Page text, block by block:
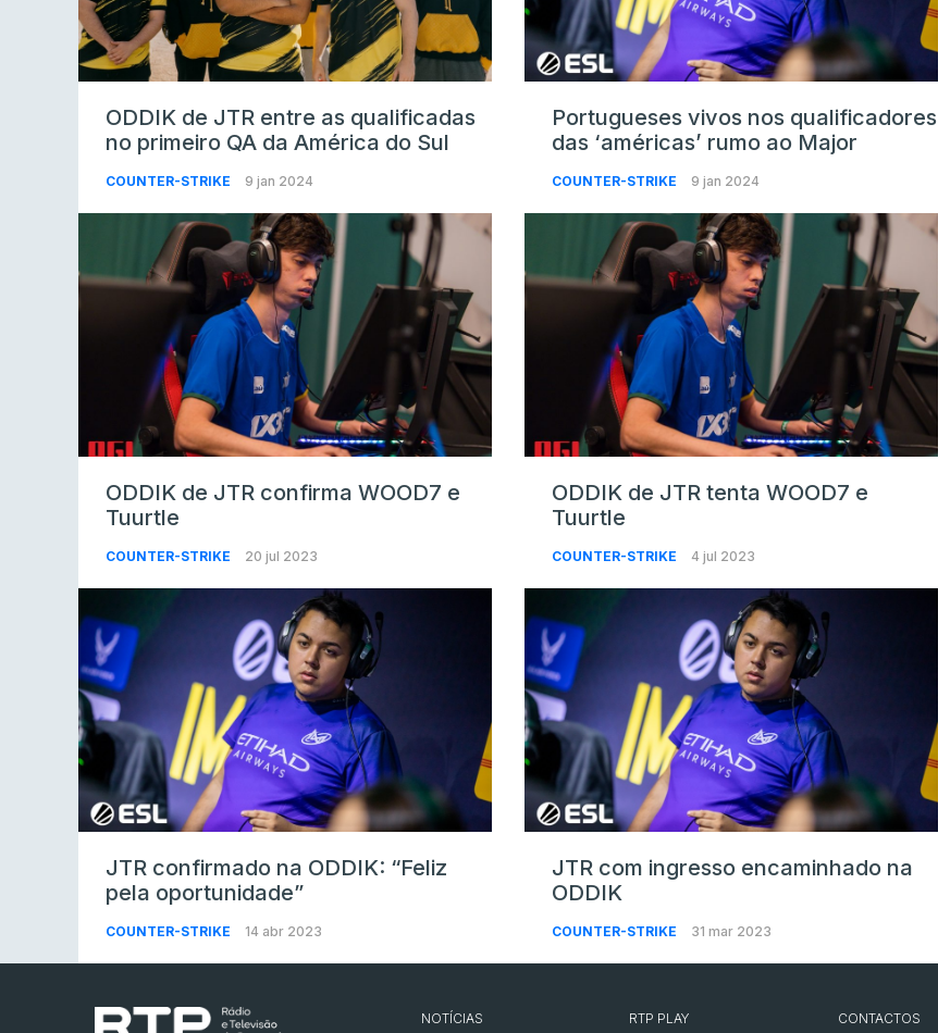
ODDIK de JTR entre as qualificadas
no primeiro QA da América do Sul
COUNTER-STRIKE 9 jan 2024
Portugueses vivos nos qualificadores
das ‘américas’ rumo ao Major
COUNTER-STRIKE 9 jan 2024
ODDIK de JTR confirma WOOD7 e
Tuurtle
COUNTER-STRIKE 20 jul 2023
ODDIK de JTR tenta WOOD7 e
Tuurtle
COUNTER-STRIKE 4 jul 2023
JTR confirmado na ODDIK: “Feliz
pela oportunidade”
COUNTER-STRIKE 14 abr 2023
JTR com ingresso encaminhado na
ODDIK
COUNTER-STRIKE 31 mar 2023
NOTÍCIAS RTP PLAY CONTACTOS